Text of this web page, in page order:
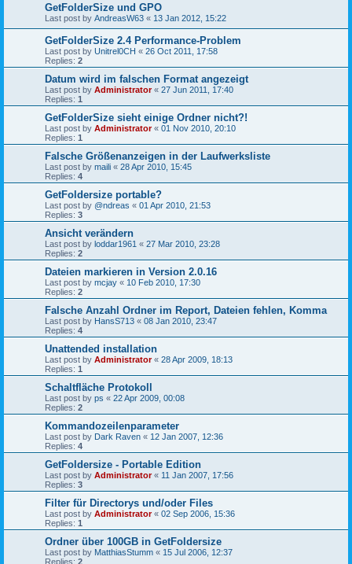
GetFolderSize und GPO
Last post by AndreasW63 « 13 Jan 2012, 15:22
GetFolderSize 2.4 Performance-Problem
Last post by Unitrel0CH « 26 Oct 2011, 17:58
Replies: 2
Datum wird im falschen Format angezeigt
Last post by Administrator« 27 Jun 2011, 17:40
Replies: 1
GetFolderSize sieht einige Ordner nicht?!
Last post by Administrator« 01 Nov 2010, 20:10
Replies: 1
Falsche Größenanzeigen in der Laufwerksliste
Last post by maili « 28 Apr 2010, 15:45
Replies: 4
GetFoldersize portable?
Last post by @ndreas « 01 Apr 2010, 21:53
Replies: 3
Ansicht verändern
Last post by loddar1961 « 27 Mar 2010, 23:28
Replies: 2
Dateien markieren in Version 2.0.16
Last post by mcjay « 10 Feb 2010, 17:30
Replies: 2
Falsche Anzahl Ordner im Report, Dateien fehlen, Komma
Last post by HansS713 « 08 Jan 2010, 23:47
Replies: 4
Unattended installation
Last post by Administrator« 28 Apr 2009, 18:13
Replies: 1
Schaltfläche Protokoll
Last post by ps « 22 Apr 2009, 00:08
Replies: 2
Kommandozeilenparameter
Last post by Dark Raven « 12 Jan 2007, 12:36
Replies: 4
GetFoldersize - Portable Edition
Last post by Administrator« 11 Jan 2007, 17:56
Replies: 3
Filter für Directorys und/oder Files
Last post by Administrator« 02 Sep 2006, 15:36
Replies: 1
Ordner über 100GB in GetFoldersize
Last post by MatthiasStumm « 15 Jul 2006, 12:37
Replies: 2